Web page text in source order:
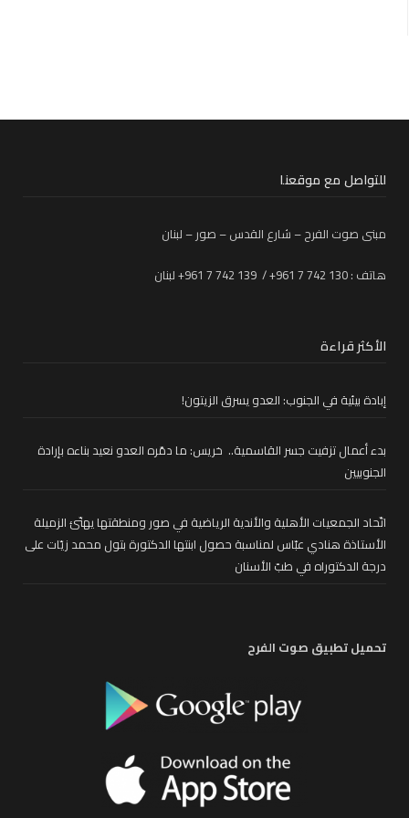
للتواصل مع موقعنا
مبنى صوت الفرح – شارع القدس – صور – لبنان
هاتف : 130 742 7 961+ / 139 742 7 961+ لبنان
الأكثر قراءة
إبادة بيئية في الجنوب: العدو يسرق الزيتون!
بدء أعمال تزفيت جسر القاسمية.. خريس: ما دمّره العدو نعيد بناءه بإرادة
الجنوبيين
اتّحاد الجمعيات الأهلية والأندية الرياضية في صور ومنطقتها يهنّئ الزميلة
الأستاذة هنادي عبّاس لمناسبة حصول ابنتها الدكتورة بتول محمد زيّات على
درجة الدكتوراه في طبّ الأسنان
تحميل تطبيق صوت الفرح